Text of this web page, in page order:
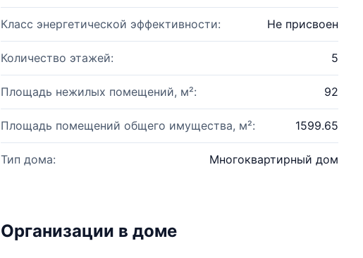
Класс энергетической эффективности: Не присвоен
Количество этажей: 5
Площадь нежилых помещений, м²: 92
Площадь помещений общего имущества, м²: 1599.65
Тип дома: Многоквартирный дом
Организации в доме